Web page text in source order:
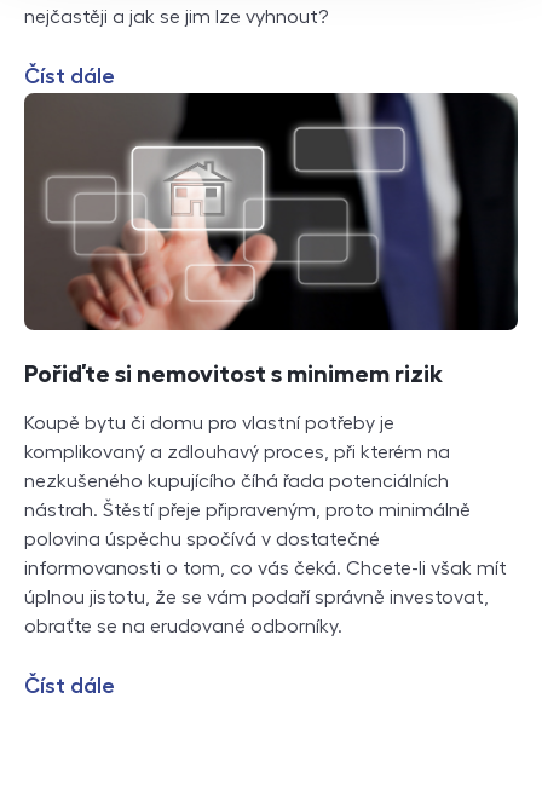
nejčastěji a jak se jim lze vyhnout?
Číst dále
Pořiďte si nemovitost s minimem rizik
Koupě bytu či domu pro vlastní potřeby je
komplikovaný a zdlouhavý proces, při kterém na
nezkušeného kupujícího číhá řada potenciálních
nástrah. Štěstí přeje připraveným, proto minimálně
polovina úspěchu spočívá v dostatečné
informovanosti o tom, co vás čeká. Chcete-li však mít
úplnou jistotu, že se vám podaří správně investovat,
obraťte se na erudované odborníky.
Číst dále